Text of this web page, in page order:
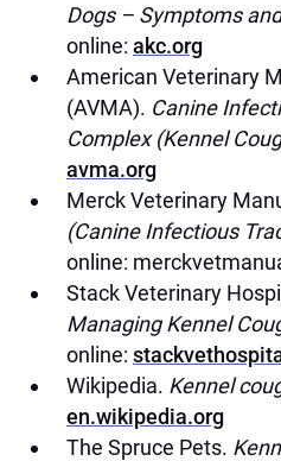
Dogs – Symptoms
online: akc.org
American Veterinary
(AVMA). Canine
Complex (Kennel
avma.org
Merck Veterinary
(Canine Infectious
online:
Stack Veterinary
Managing Kennel
online:
Wikipedia. Kennel
en.wikipedia.org
The Spruce Pets.